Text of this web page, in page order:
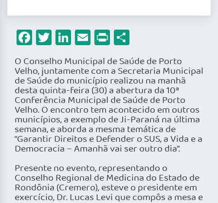
Facebook
Twitter
LinkedIn
Email
Print
O Conselho Municipal de Saúde de Porto
Velho, juntamente com a Secretaria Municipal
de Saúde do município realizou na manhã
desta quinta-feira (30) a abertura da 10ª
Conferência Municipal de Saúde de Porto
Velho. O encontro tem acontecido em outros
municípios, a exemplo de Ji-Paraná na última
semana, e aborda a mesma temática de
“Garantir Direitos e Defender o SUS, a Vida e a
Democracia – Amanhã vai ser outro dia”.
Presente no evento, representando o
Conselho Regional de Medicina do Estado de
Rondônia (Cremero), esteve o presidente em
exercício, Dr. Lucas Levi que compôs a mesa e